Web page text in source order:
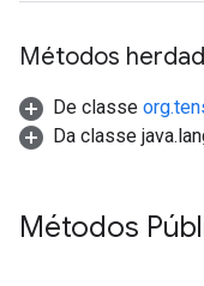
Métodos
De classe
Da classe
Métodos